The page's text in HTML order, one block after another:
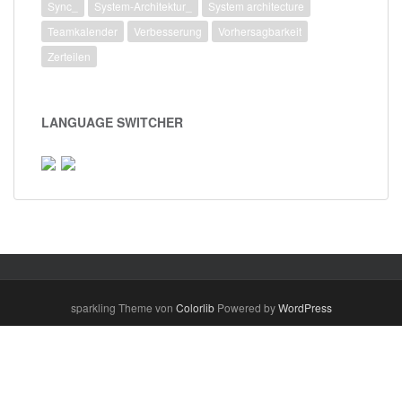
Sync_
System-Architektur_
System architecture
Teamkalender
Verbesserung
Vorhersagbarkeit
Zerteilen
LANGUAGE SWITCHER
sparkling Theme von ColorlibPowered byWordPress